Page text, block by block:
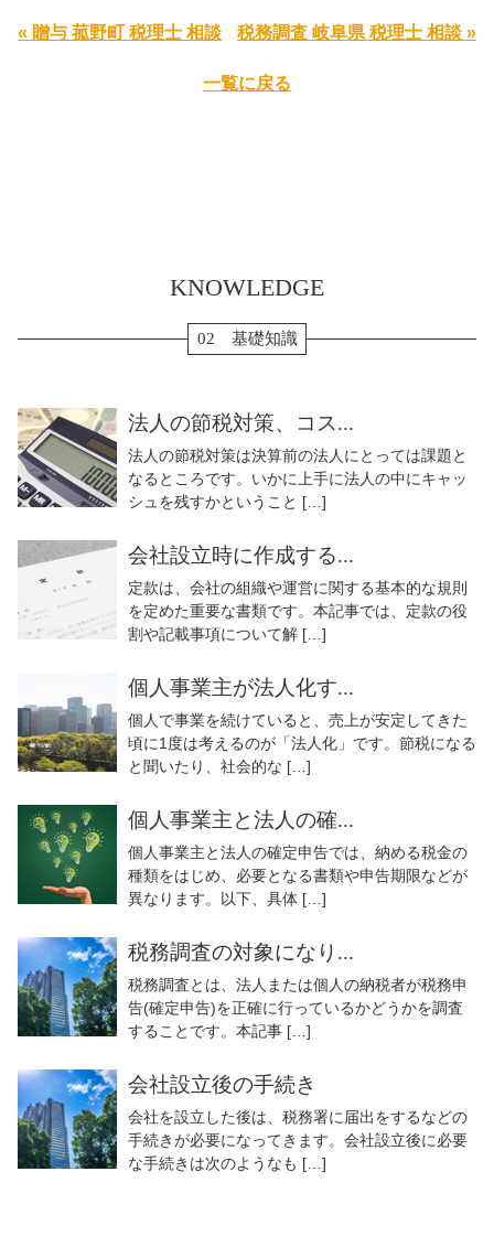
« 贈与 菰野町 税理士 相談 税務調査 岐阜県 税理士 相談 »
一覧に戻る
KNOWLEDGE
02 基礎知識
法人の節税対策、コス...
法人の節税対策は決算前の法人にとっては課題と
なるところです。いかに上手に法人の中にキャッ
シュを残すかということ […]
会社設立時に作成する...
定款は、会社の組織や運営に関する基本的な規則
を定めた重要な書類です。本記事では、定款の役
割や記載事項について解 […]
個人事業主が法人化す...
個人で事業を続けていると、売上が安定してきた
頃に1度は考えるのが「法人化」です。節税になる
と聞いたり、社会的な […]
個人事業主と法人の確...
個人事業主と法人の確定申告では、納める税金の
種類をはじめ、必要となる書類や申告期限などが
異なります。以下、具体 […]
税務調査の対象になり...
税務調査とは、法人または個人の納税者が税務申
告(確定申告)を正確に行っているかどうかを調査
することです。本記事 […]
会社設立後の手続き
会社を設立した後は、税務署に届出をするなどの
手続きが必要になってきます。会社設立後に必要
な手続きは次のようなも […]